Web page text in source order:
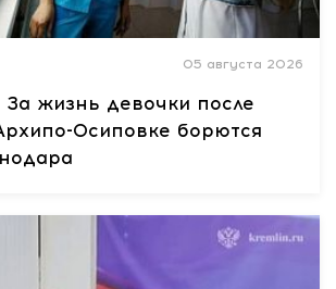
05 августа 2026
жизнь девочки после
Осиповке борются